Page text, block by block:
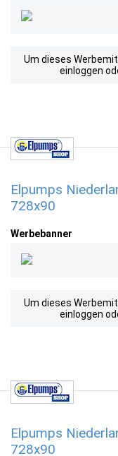
Um dieses
einloggen
Elpumps
728x90
Werbebanner
Um dieses
einloggen
Elpumps
728x90